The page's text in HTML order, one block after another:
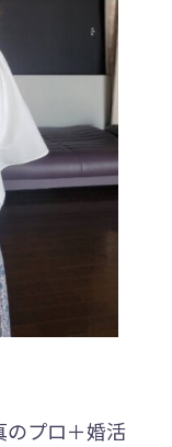
のプロ＋婚活